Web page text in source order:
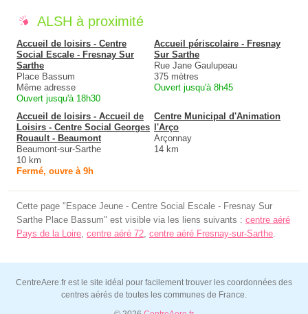
ALSH à proximité
Accueil de loisirs - Centre
Social Escale - Fresnay Sur
Sarthe
Place Bassum
Même adresse
Ouvert jusqu'à 18h30
Accueil périscolaire - Fresnay
Sur Sarthe
Rue Jane Gaulupeau
375 mètres
Ouvert jusqu'à 8h45
Accueil de loisirs - Accueil de
Loisirs - Centre Social Georges
Rouault - Beaumont
Beaumont-sur-Sarthe
10 km
Fermé, ouvre à 9h
Centre Municipal d'Animation
l'Arço
Arçonnay
14 km
Cette page "Espace Jeune - Centre Social Escale - Fresnay Sur
Sarthe Place Bassum" est visible via les liens suivants : centre aéré
Pays de la Loire, centre aéré 72, centre aéré Fresnay-sur-Sarthe.
CentreAere.fr est le site idéal pour facilement trouver les coordonnées des
centres aérés de toutes les communes de France.